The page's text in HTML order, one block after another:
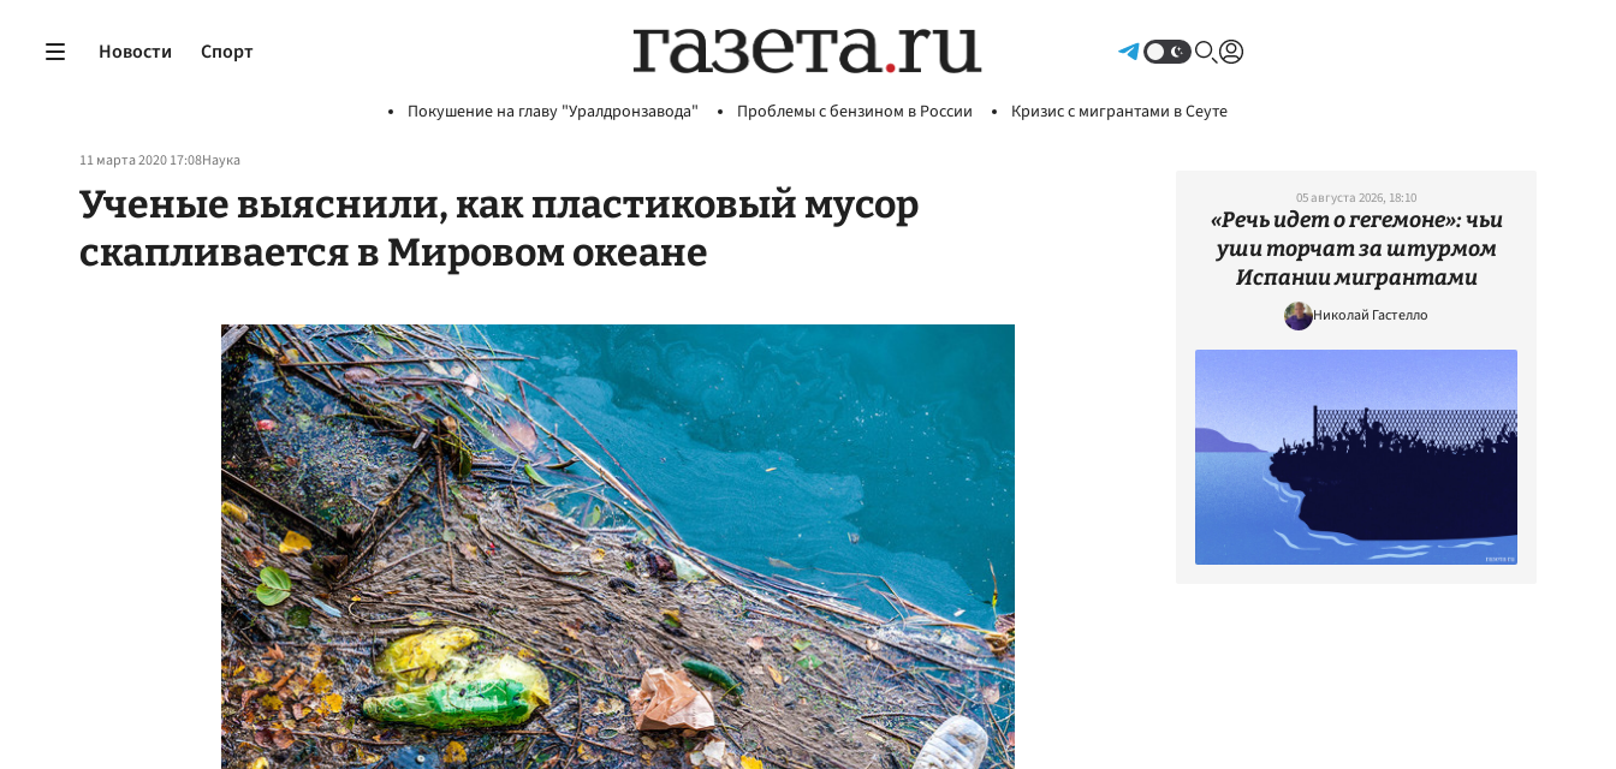
Новости Спорт
Покушение на главу "Уралдронзавода" Проблемы с бензином в России Кризис с мигрантами в Сеуте
11 марта 2020 17:08Наука
Ученые выяснили, как пластиковый мусор
скапливается в Мировом океане
05 августа 2026, 18:10
«Речь идет о гегемоне»: чьи
уши торчат за штурмом
Испании мигрантами
Николай Гастелло